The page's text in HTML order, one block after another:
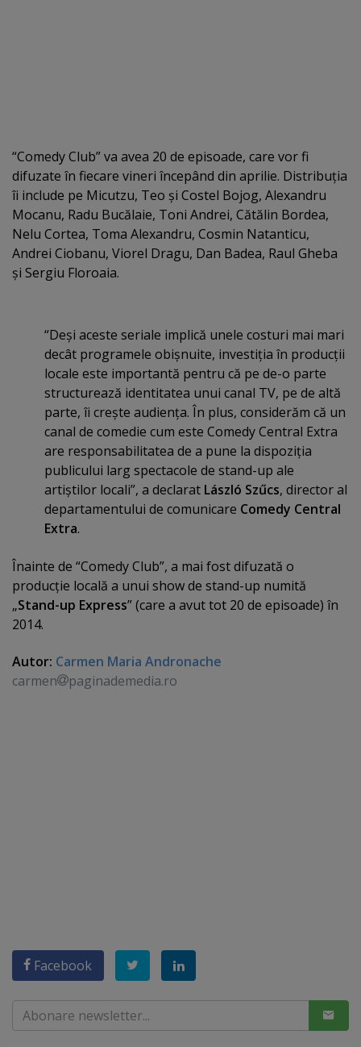
“Comedy Club” va avea 20 de episoade, care vor fi
difuzate în fiecare vineri începând din aprilie. Distribuţia
îi include pe Micutzu, Teo şi Costel Bojog, Alexandru
Mocanu, Radu Bucălaie, Toni Andrei, Cătălin Bordea,
Nelu Cortea, Toma Alexandru, Cosmin Natanticu,
Andrei Ciobanu, Viorel Dragu, Dan Badea, Raul Gheba
şi Sergiu Floroaia.
“Deşi aceste seriale implică unele costuri mai mari
decât programele obişnuite, investiţia în producţii
locale este importantă pentru că pe de-o parte
structurează identitatea unui canal TV, pe de altă
parte, îi creşte audienţa. În plus, considerăm că un
canal de comedie cum este Comedy Central Extra
are responsabilitatea de a pune la dispoziţia
publicului larg spectacole de stand-up ale
artiştilor locali”, a declarat László Szűcs, director al
departamentului de comunicare Comedy Central
Extra.
Înainte de “Comedy Club”, a mai fost difuzată o
producţie locală a unui show de stand-up numită
„Stand-up Express” (care a avut tot 20 de episoade) în
2014.
Autor: Carmen Maria Andronache
carmen
paginademedia.ro
Facebook